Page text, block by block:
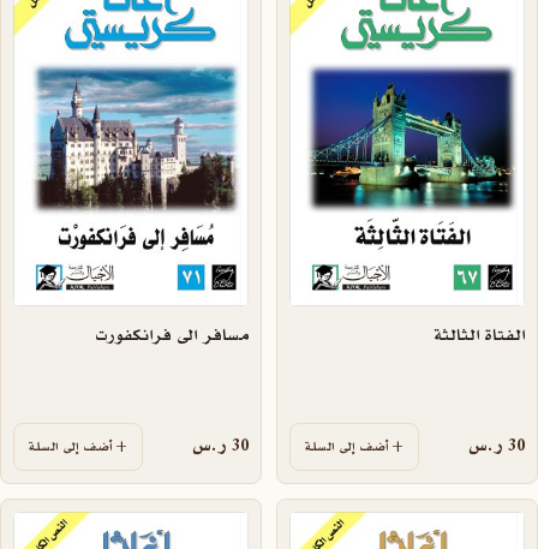
الفتاة الثالثة
30 ر.س أضف إلى السلة
مسافر الى فرانكفورت
30 ر.س أضف إلى السلة